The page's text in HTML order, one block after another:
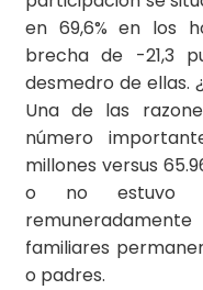
en 69,6% en los
brecha de -21,3
desmedro de ellas.
Una de las
número
millones versus
o no estuvo
familiares
o padres.